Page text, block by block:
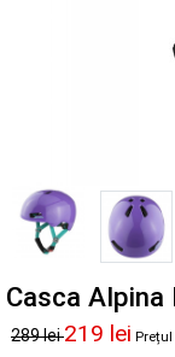
Casca Alpina
289 lei219 lei Prețul